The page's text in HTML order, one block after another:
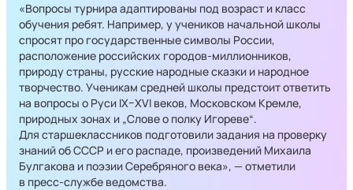
«Вопросы турнира адаптированы под возраст и класс
обучения ребят. Например, у учеников начальной школы
спросят про государственные символы России,
расположение российских городов-миллионников,
природу страны, русские народные сказки и народное
творчество. Ученикам средней школы предстоит ответить
на вопросы о Руси IX–XVI веков, Московском Кремле,
природных зонах и „Слове о полку Игореве“.
Для старшеклассников подготовили задания на проверку
знаний об СССР и его распаде, произведений Михаила
Булгакова и поэзии Серебряного века», — отметили
в пресс-службе ведомства.